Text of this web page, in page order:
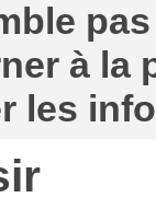
à la
les